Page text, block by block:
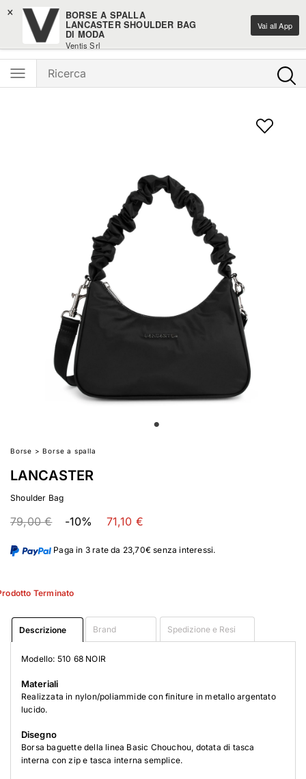
× BORSE A SPALLA
LANCASTER SHOULDER BAG
DI MODA
Ventis Srl
Vai all App
Ventis - L'e-shopping parla italiano
Borse >Borse a spalla
LANCASTER
Shoulder Bag
79,00 € -10% 71,10 €
Paga in 3 rate da 23,70€ senza interessi.
Terminato
Descrizione Brand Spedizione e Resi
Modello: 510 68 NOIR
Materiali
Realizzata in nylon/poliammide con finiture in metallo argentato
lucido.
Disegno
Borsa baguette della linea Basic Chouchou, dotata di tasca
interna con zip e tasca interna semplice.